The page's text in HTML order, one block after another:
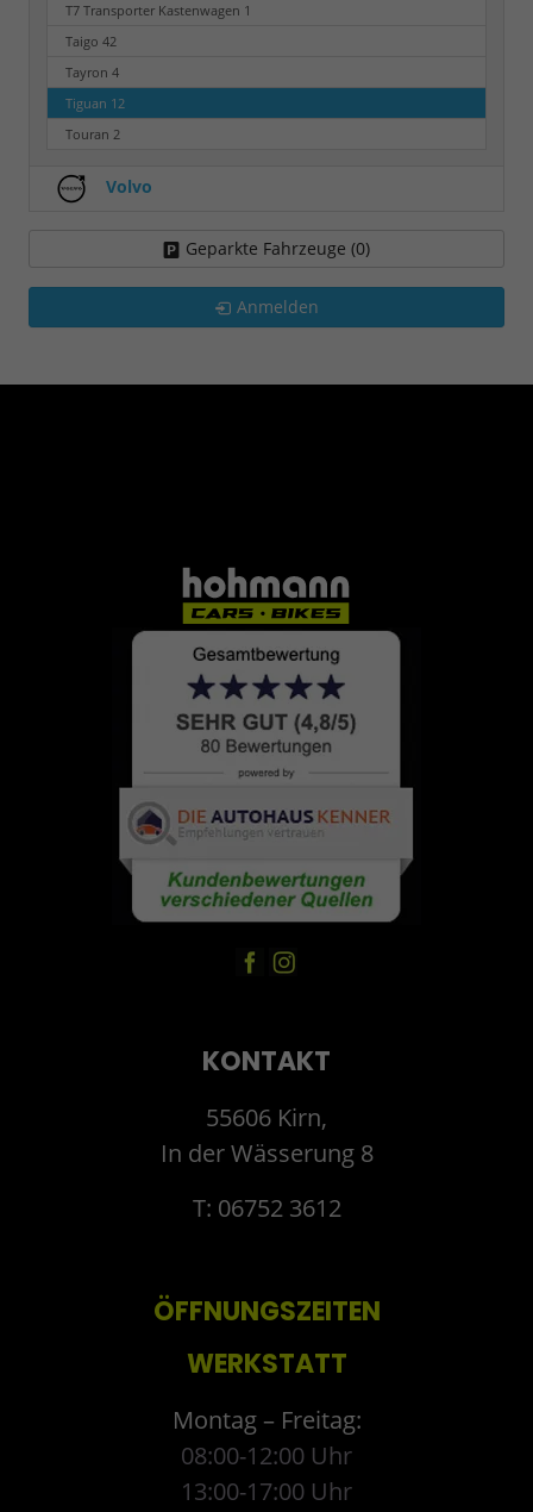
T7 Transporter Kastenwagen 1
Taigo 42
Tayron 4
Tiguan 12
Touran 2
Volvo
Geparkte Fahrzeuge (0)
Anmelden
KONTAKT
55606 Kirn,
In der Wässerung 8
T: 06752 3612
ÖFFNUNGSZEITEN
WERKSTATT
Montag – Freitag:
08:00-12:00 Uhr
13:00-17:00 Uhr